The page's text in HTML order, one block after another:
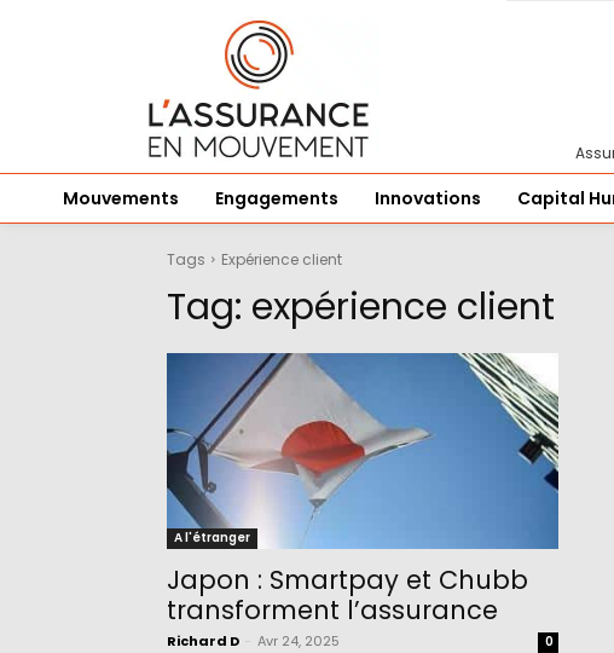
Mouvements Engagements Innovations Capital
Tags Expérience client
Tag: expérience client
A l'étranger
Japon : Smartpay et Chubb
transforment l’assurance
Richard D Avr 24, 2025 0